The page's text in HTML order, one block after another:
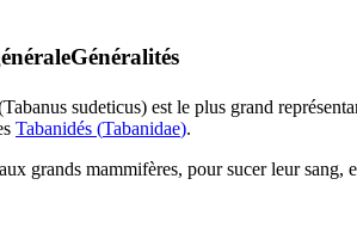
Généralités
Tabanus sudeticus) est le plus grand
Tabanidés (Tabanidae).
grands mammifères, pour sucer leur sang,